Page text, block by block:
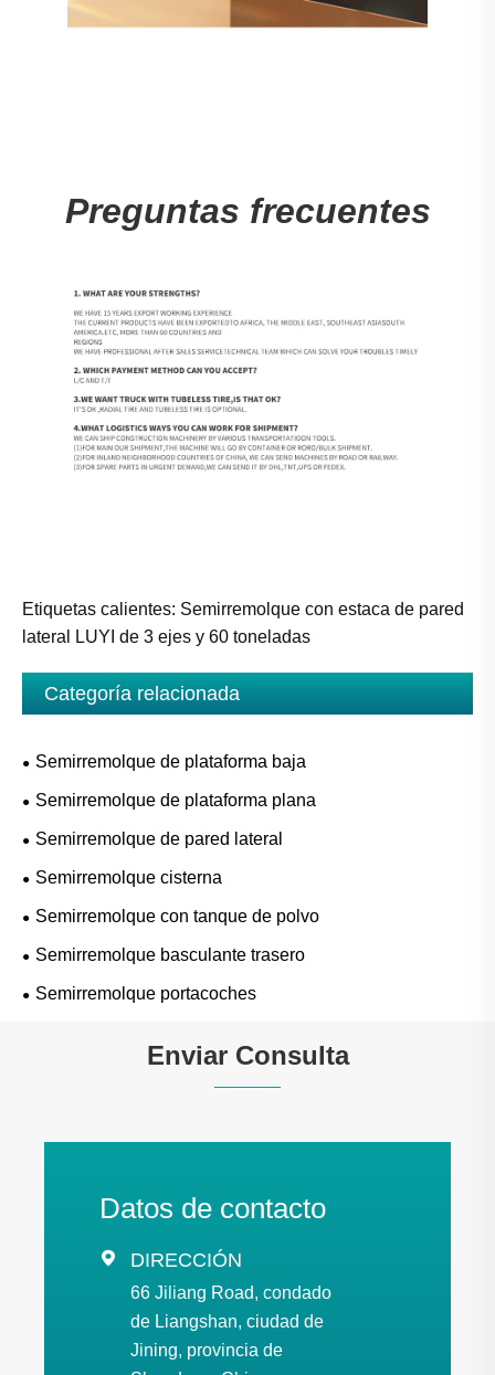
Preguntas frecuentes
Etiquetas calientes: Semirremolque con estaca de pared
lateral LUYI de 3 ejes y 60 toneladas
Categoría relacionada
Semirremolque de plataforma baja
Semirremolque de plataforma plana
Semirremolque de pared lateral
Semirremolque cisterna
Semirremolque con tanque de polvo
Semirremolque basculante trasero
Semirremolque portacoches
Enviar Consulta
Datos de contacto
 DIRECCIÓN
66 Jiliang Road, condado
de Liangshan, ciudad de
Jining, provincia de